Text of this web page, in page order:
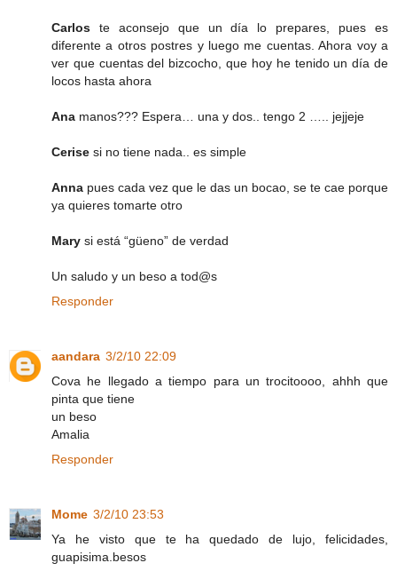
Carlos te aconsejo que un día lo prepares, pues es
diferente a otros postres y luego me cuentas. Ahora voy a
ver que cuentas del bizcocho, que hoy he tenido un día de
locos hasta ahora
Ana manos??? Espera… una y dos.. tengo 2 ….. jejjeje
Cerise si no tiene nada.. es simple
Anna pues cada vez que le das un bocao, se te cae porque
ya quieres tomarte otro
Mary si está “güeno” de verdad
Un saludo y un beso a tod@s
Responder
aandara 3/2/10 22:09
Cova he llegado a tiempo para un trocitoooo, ahhh que
pinta que tiene
un beso
Amalia
Responder
Mome 3/2/10 23:53
Ya he visto que te ha quedado de lujo, felicidades,
guapisima.besos